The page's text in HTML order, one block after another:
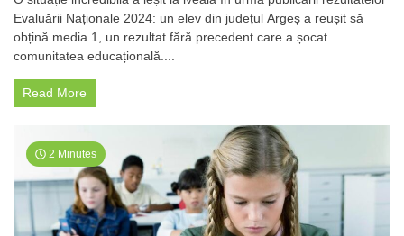
la
Evaluarea
Națională
o
premieră
tristă
educația
Evaluării Naționale 2024: un elev din județul Argeș a reușit să
obțină media 1, un rezultat fără precedent care a șocat
comunitatea educațională....
Read More
2 Minutes